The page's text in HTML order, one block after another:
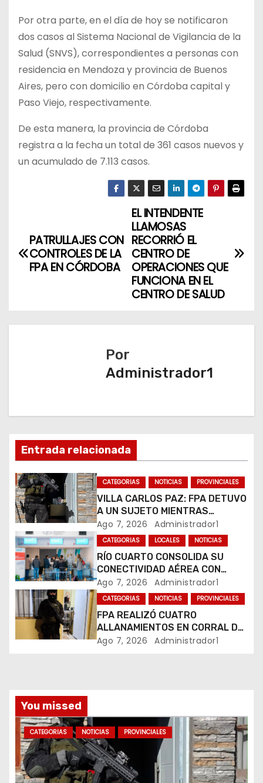
Por otra parte, en el día de hoy se notificaron
dos casos al Sistema Nacional de Vigilancia de la
Salud (SNVS), correspondientes a personas con
residencia en Mendoza y provincia de Buenos
Aires, pero con domicilio en Córdoba capital y
Paso Viejo, respectivamente.
De esta manera, la provincia de Córdoba
registra a la fecha un total de 361 casos nuevos y
un acumulado de 7.113 casos.
a
ó
n
d
e
e
n
t
r
a
d
EL INTENDENTE
LLAMOSAS
RECORRIÓ EL
CENTRO DE
OPERACIONES QUE
FUNCIONA EN EL
CENTRO DE SALUD
PATRULLAJES CON
CONTROLES DE LA
FPA EN CÓRDOBA
Por
Administrador1
Entrada relacionada
CATEGORIAS NOTICIAS PROVINCIALES
VILLA CARLOS PAZ: FPA DETUVO
A UN SUJETO MIENTRAS
COMERCIALIZABA COCAÍNA Y
MARIHUANA EN UNA PLAZA
Ago 7, 2026 Administrador1
CATEGORIAS LOCALES NOTICIAS
RÍO CUARTO CONSOLIDA SU
CONECTIVIDAD AÉREA CON
CUATRO VUELOS SEMANALES A
BUENOS AIRES
Ago 7, 2026 Administrador1
CATEGORIAS NOTICIAS PROVINCIALES
FPA REALIZÓ CUATRO
ALLANAMIENTOS EN CORRAL DE
BUSTOS-IFFLINGER
Ago 7, 2026 Administrador1
You missed
CATEGORIAS NOTICIAS PROVINCIALES